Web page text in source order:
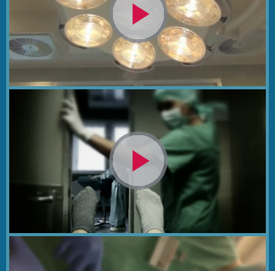
Video
abspielen
Video
abspielen